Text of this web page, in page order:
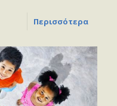
Περισσότερα